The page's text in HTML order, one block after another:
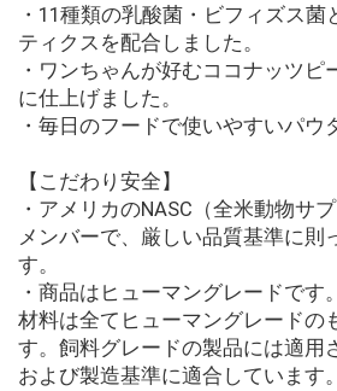
・11種類の乳酸菌・ビフィズス菌
ティクスを配合しました。
・ワンちゃんが好むココナッツピ
に仕上げました。
・毎日のフードで使いやすいパウ
【こだわり安全】
・アメリカのNASC（全米動物サ
メンバーで、厳しい品質基準に則
す。
・商品はヒューマングレードです
材料は全てヒューマングレードの
す。飼料グレードの製品には適用
および製造基準に適合しています。